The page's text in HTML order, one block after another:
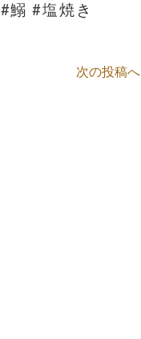
鰯 #塩焼き
次の投稿へ